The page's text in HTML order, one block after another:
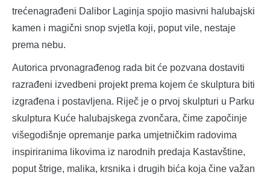
trećenagrađeni Dalibor Laginja spojio masivni halubajski
kamen i magični snop svjetla koji, poput vile, nestaje
prema nebu.
Autorica prvonagrađenog rada bit će pozvana dostaviti
razrađeni izvedbeni projekt prema kojem će skulptura biti
izgrađena i postavljena. Riječ je o prvoj skulpturi u Parku
skulptura Kuće halubajskega zvončara, čime započinje
višegodišnje opremanje parka umjetničkim radovima
inspiriranima likovima iz narodnih predaja Kastavštine,
poput štrige, malika, krsnika i drugih bića koja čine važan